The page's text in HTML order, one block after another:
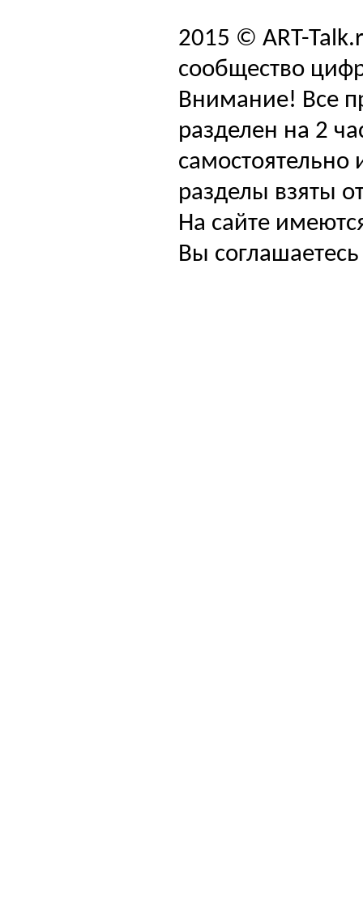
2015 © ART-
сообщество
Внимание! Все
разделен на 2
самостоятельно
разделы взяты
На сайте
Вы